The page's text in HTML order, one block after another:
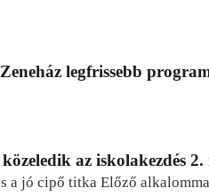
legfrissebb
az iskolakezdés 2.
a jó cipő titka Előző